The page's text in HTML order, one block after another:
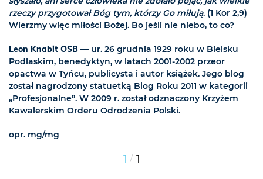
rzeczy przygotował Bóg tym, którzy Go miłują. (1 Kor 2,9)
Wierzmy więc miłości Bożej. Bo jeśli nie niebo, to co?
Leon Knabit OSB — ur. 26 grudnia 1929 roku w Bielsku
Podlaskim, benedyktyn, w latach 2001-2002 przeor
opactwa w Tyńcu, publicysta i autor książek. Jego blog
został nagrodzony statuetką Blog Roku 2011 w kategorii
„Profesjonalne”. W 2009 r. został odznaczony Krzyżem
Kawalerskim Orderu Odrodzenia Polski.
opr. mg/mg
1 / 1